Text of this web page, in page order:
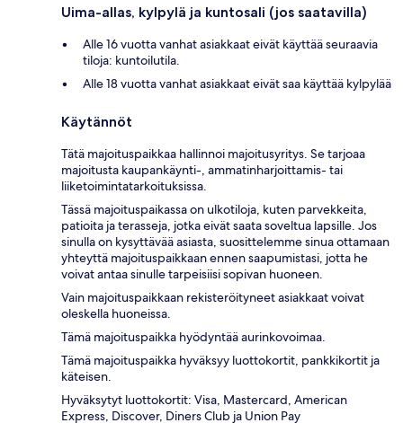
Uima-allas, kylpylä ja kuntosali (jos saatavilla)
Alle 16 vuotta vanhat asiakkaat eivät käyttää seuraavia
tiloja: kuntoilutila.
Alle 18 vuotta vanhat asiakkaat eivät saa käyttää kylpylää
Käytännöt
Tätä majoituspaikkaa hallinnoi majoitusyritys. Se tarjoaa
majoitusta kaupankäynti-, ammatinharjoittamis- tai
liiketoimintatarkoituksissa.
Tässä majoituspaikassa on ulkotiloja, kuten parvekkeita,
patioita ja terasseja, jotka eivät saata soveltua lapsille. Jos
sinulla on kysyttävää asiasta, suosittelemme sinua ottamaan
yhteyttä majoituspaikkaan ennen saapumistasi, jotta he
voivat antaa sinulle tarpeisiisi sopivan huoneen.
Vain majoituspaikkaan rekisteröityneet asiakkaat voivat
oleskella huoneissa.
Tämä majoituspaikka hyödyntää aurinkovoimaa.
Tämä majoituspaikka hyväksyy luottokortit, pankkikortit ja
käteisen.
Hyväksytyt luottokortit: Visa, Mastercard, American
Express, Discover, Diners Club ja Union Pay